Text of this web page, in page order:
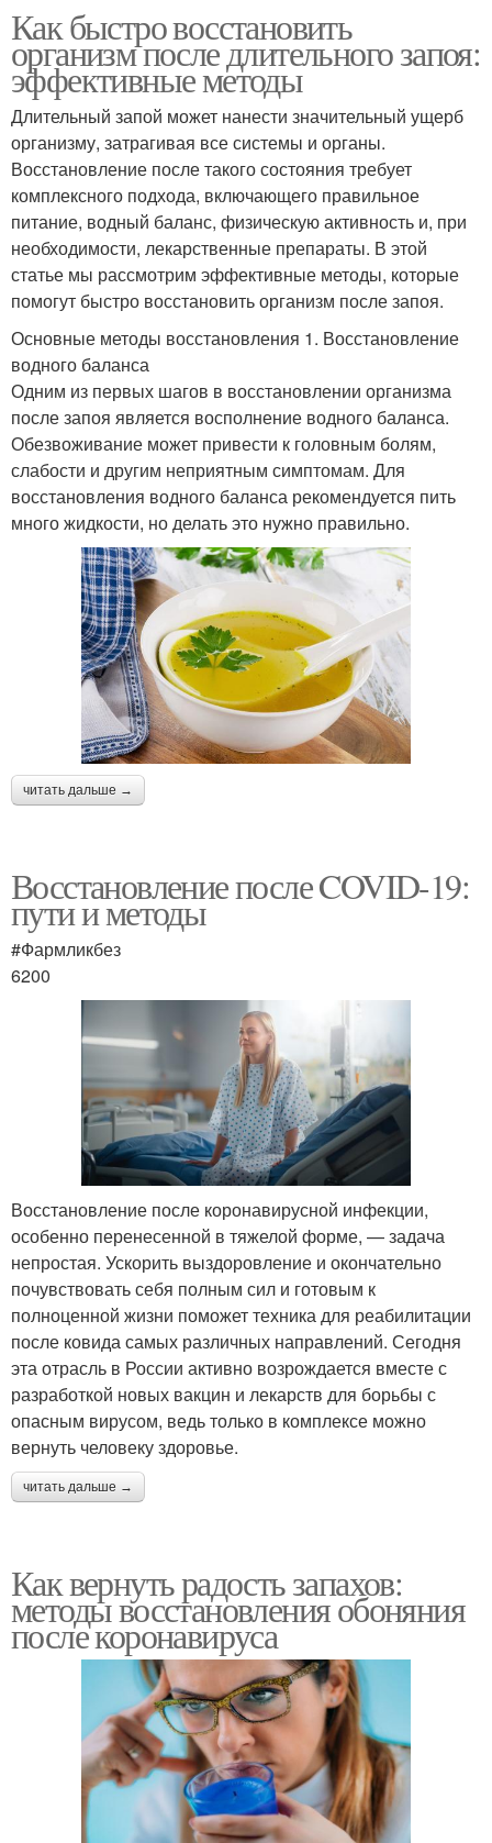
Как быстро восстановить
организм после длительного запоя:
эффективные методы
Длительный запой может нанести значительный ущерб
организму, затрагивая все системы и органы.
Восстановление после такого состояния требует
комплексного подхода, включающего правильное
питание, водный баланс, физическую активность и, при
необходимости, лекарственные препараты. В этой
статье мы рассмотрим эффективные методы, которые
помогут быстро восстановить организм после запоя.
Основные методы восстановления 1. Восстановление
водного баланса
Одним из первых шагов в восстановлении организма
после запоя является восполнение водного баланса.
Обезвоживание может привести к головным болям,
слабости и другим неприятным симптомам. Для
восстановления водного баланса рекомендуется пить
много жидкости, но делать это нужно правильно.
читать дальше →
Восстановление после COVID-19:
пути и методы
#Фармликбез
6200
Восстановление после коронавирусной инфекции,
особенно перенесенной в тяжелой форме, — задача
непростая. Ускорить выздоровление и окончательно
почувствовать себя полным сил и готовым к
полноценной жизни поможет техника для реабилитации
после ковида самых различных направлений. Сегодня
эта отрасль в России активно возрождается вместе с
разработкой новых вакцин и лекарств для борьбы с
опасным вирусом, ведь только в комплексе можно
вернуть человеку здоровье.
читать дальше →
Как вернуть радость запахов:
методы восстановления обоняния
после коронавируса